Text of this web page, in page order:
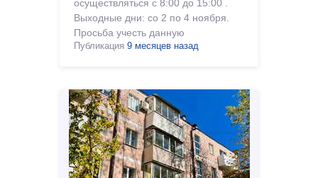
осуществляться с 8:00 до 15:00 .
Выходные дни: со 2 по 4 ноября.
Просьба учесть данную
информацию при обра�
Публикация 9 месяцев назад